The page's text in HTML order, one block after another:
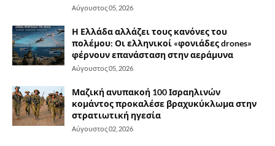
Αύγουστος 05, 2026
Η Ελλάδα αλλάζει τους κανόνες του
πολέμου: Οι ελληνικοί «φονιάδες drones»
φέρνουν επανάσταση στην αεράμυνα
Αύγουστος 05, 2026
Μαζική ανυπακοή 100 Ισραηλινών
κομάντος προκαλέσε βραχυκύκλωμα στην
στρατιωτική ηγεσία
Αύγουστος 02, 2026